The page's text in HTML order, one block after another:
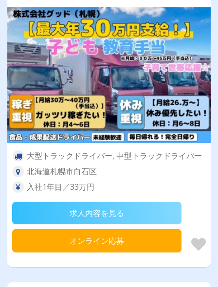
大型トラックドライバー, 中型トラックドライバー
北海道札幌市白石区
入社1年目／33万円
求人内容を見る
オンライン応募